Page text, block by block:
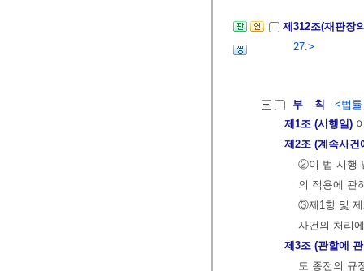
제312조(재판장
27.>
부 칙
<법
제1조 (시행일)
제2조 (계속사건
②이 법 시행
의 적용에 관
③제1항 및 제
사건의 처리
제3조 (관할에
도 종전의 규